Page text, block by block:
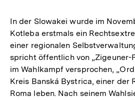
In der Slowakei wurde im
Kotleba erstmals ein
einer regionalen
spricht öffentlich von „Zigeuner-
im Wahlkampf versprochen,
Kreis Banská Bystrica, einer der
Roma leben. Nach seinem